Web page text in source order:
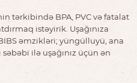
tərkibində BPA, PVC və fatalat
istəyirik. Uşağınıza
əmzikləri; yüngülluyü, ana
ilə uşağınız üçün ən